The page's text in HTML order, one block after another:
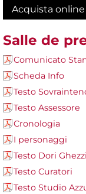
Acquista online
Salle de
Comunicato
Scheda Info
Testo
Testo Assessore
Cronologia
I personaggi
Testo Dori Ghezzi
Testo Curatori
Testo Studio